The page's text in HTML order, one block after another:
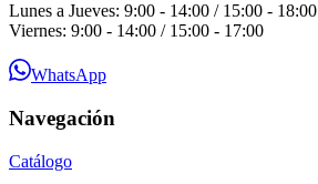
Lunes a Jueves: 9:00 - 14:00 / 15:00 - 18:00
Viernes: 9:00 - 14:00 / 15:00 - 17:00
WhatsApp
Navegación
Catálogo